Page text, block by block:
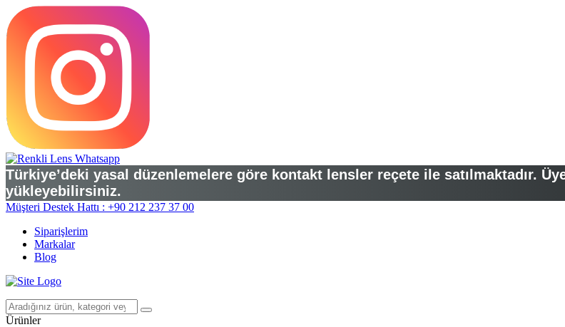
Türkiye’deki yasal düzenlemelere göre kontakt lensler reçete ile satılmaktadır.
yükleyebilirsiniz.
Müşteri Destek Hattı : +90 212 237 37 00
Siparişlerim
Markalar
Blog
Ürünler